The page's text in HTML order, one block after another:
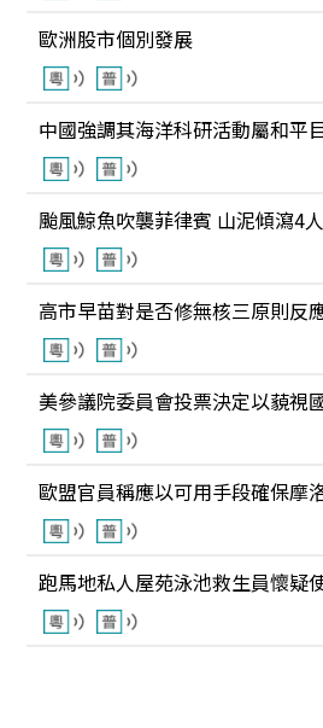
歐洲股市個別發展
中國強調其海洋科研活動屬和平
颱風鯨魚吹襲菲律賓 山泥傾瀉4
高市早苗對是否修無核三原則反
美參議院委員會投票決定以藐視
歐盟官員稱應以可用手段確保摩
跑馬地私人屋苑泳池救生員懷疑